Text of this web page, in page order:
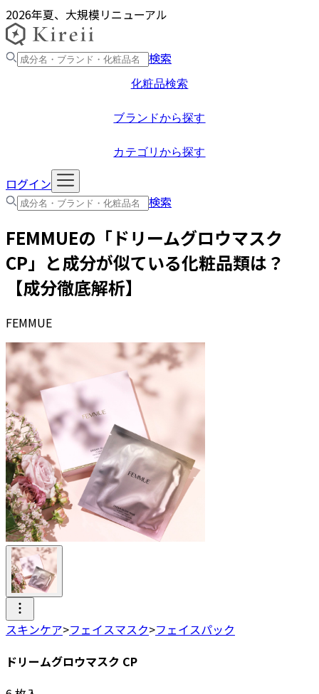
2026年夏、大規模リニューアル
検索
化粧品検索
ブランドから探す
カテゴリから探す
ログイン
検索
FEMMUEの「ドリームグロウマスク
CP 」と成分が似ている化粧品類は？
【成分徹底解析】
FEMMUE
スキンケア>フェイスマスク>フェイスパック
ドリームグロウマスク CP